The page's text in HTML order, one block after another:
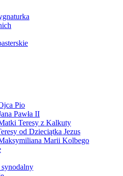
Pio
Pawła II
Teresy z Kalkuty
od Dzieciątka Jezus
Marii Kolbego
synodalny